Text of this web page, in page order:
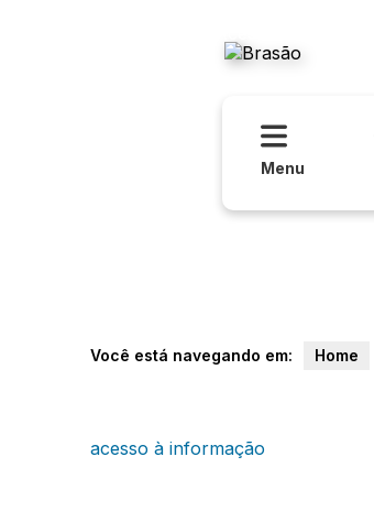
Menu
Você está navegando em: Home
acesso à informação